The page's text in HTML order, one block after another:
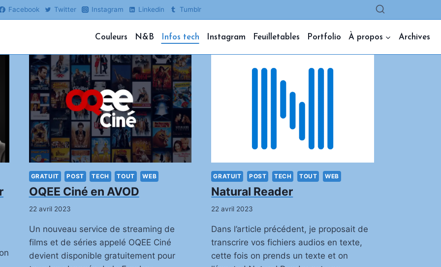
Facebook Twitter Instagram Linkedin Tumblr
Couleurs N&B Infos tech Instagram Feuilletables Portfolio À propos Archives
GRATUIT POST TECH TOUT WEB
OQEE Ciné en AVOD
22 avril 2023
Un nouveau service de streaming de
films et de séries appelé OQEE Ciné
devient disponible gratuitement pour
GRATUIT POST TECH TOUT WEB
Natural Reader
22 avril 2023
Dans l’article précédent, je proposait de
transcrire vos fichiers audios en texte,
cette fois on prends un texte et on